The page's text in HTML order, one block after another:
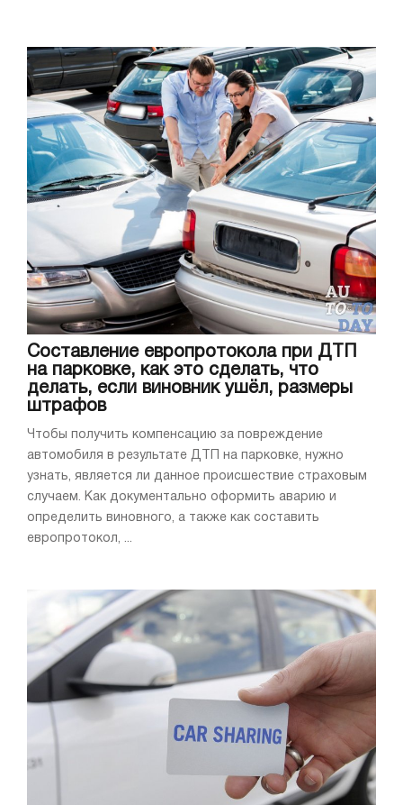
Составление европротокола при ДТП
на парковке, как это сделать, что
делать, если виновник ушёл, размеры
штрафов
Чтобы получить компенсацию за повреждение
автомобиля в результате ДТП на парковке, нужно
узнать, является ли данное происшествие страховым
случаем. Как документально оформить аварию и
определить виновного, а также как составить
европротокол, ...